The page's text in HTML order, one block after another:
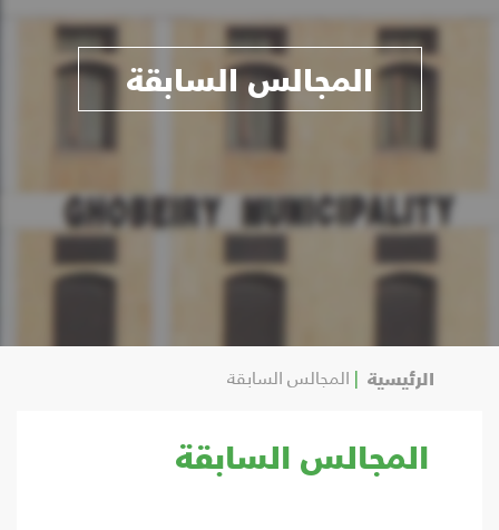
المجالس السابقة
الرئيسية المجالس السابقة
المجالس السابقة